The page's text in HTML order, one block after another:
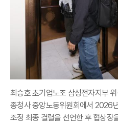
최승호 초기업노조 삼성전자지부
종청사 중앙노동위원회에서 2026
조정 최종 결렬을 선언한 후 협상